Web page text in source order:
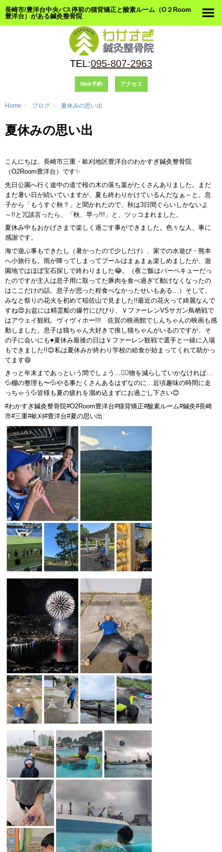
長崎市/豊洋台中央バス停前の猫背矯正と酸素ルーム（O２Room
豊洋台）がある鍼灸整骨院
TEL:095-807-2963
Web予約 アクセス
Home > ブログ > 夏休みの思い出
夏休みの思い出
こんにちは。長崎市三重・畝刈地区豊洋台のわかすぎ鍼灸整骨院
（O2Room豊洋台）です✨
先日公園へ行く途中の道で桜の木の落ち葉がたくさんありました。まだ
まだ暑い日が続いていますが、夏も終わりかけているんだなぁ～と。息
子から「もうすぐ秋？」と聞かれたので、秋は3日間ぐらいしかないよ
～!!と冗談言ったら、「秋、早っ!!!」と、ツッコまれました。
夏休み中もおかげさまで楽しく過ごす事ができました。色々な人、事に
感謝です。
海で遊ぶ事もできたし（暑かったので少しだけ）、家での水遊び・熊本
へ小旅行も。雨が降ってしまってプールはまぁまぁ楽しめましたが、遊
園地ではほぼ宝石探しで終わりました😂。（夜ご飯はバーベキューだっ
たのですが主人は息子用に取ってた豚肉を食べ過ぎて動けなくなったの
はここだけの話。息子が思った程食べなかったせいもある…）そして、
みなと祭りの花火を初めて稲佐山で見ました!!最近の花火って綺麗なんで
すね😍お盆には精霊船の爆竹にびびり、ＶファーレンVSサガン鳥栖戦で
はアウェイ観戦。ヴィヴィホー!!! 佐賀の映画館でしんちゃんの映画も感
動しました。息子は猫ちゃん大好きで推し猫ちゃんがいるのですが、そ
の子に会いにも♥夏休み最後の日はＶファーレン観戦で選手と一緒に入場
もできました!!😊私は夏休みが終わり学校の給食が始まってくれて助かっ
てます😄
きっと年末まであっという間でしょう…😵‍💫物を減らしていかなければ…
💦棚の整理も〜💦やる事たくさんあるはずなのに…近頃趣味の時間に走
っちゃう💦皆様も夏の疲れを溜め込まずにお過ごし下さい😊
#わかすぎ鍼灸整骨院#O2Room豊洋台#猫背矯正#酸素ルーム#鍼灸#長崎
市#三重#畝刈#豊洋台#夏の思い出